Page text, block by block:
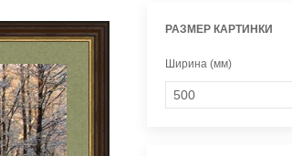
РАЗМЕР КАРТИНКИ
Ширина (мм)